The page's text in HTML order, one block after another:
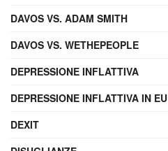
DAVOS VS. ADAM SMITH
DAVOS VS. WETHEPEOPLE
DEPRESSIONE INFLATTIVA
DEPRESSIONE INFLATTIVA IN EU
DEXIT